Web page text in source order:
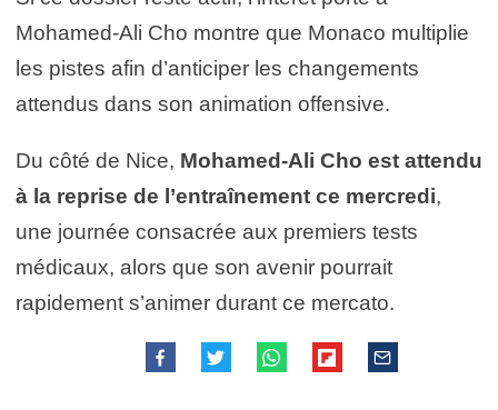
Mohamed-Ali Cho montre que Monaco multiplie
les pistes afin d’anticiper les changements
attendus dans son animation offensive.
Du côté de Nice, Mohamed-Ali Cho est attendu
à la reprise de l’entraînement ce mercredi,
une journée consacrée aux premiers tests
médicaux, alors que son avenir pourrait
rapidement s’animer durant ce mercato.